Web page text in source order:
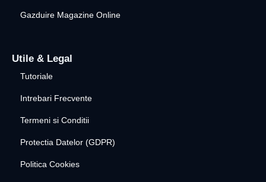
Gazduire Magazine Online
Utile & Legal
Tutoriale
Intrebari Frecvente
Termeni si Conditii
Protectia Datelor (GDPR)
Politica Cookies